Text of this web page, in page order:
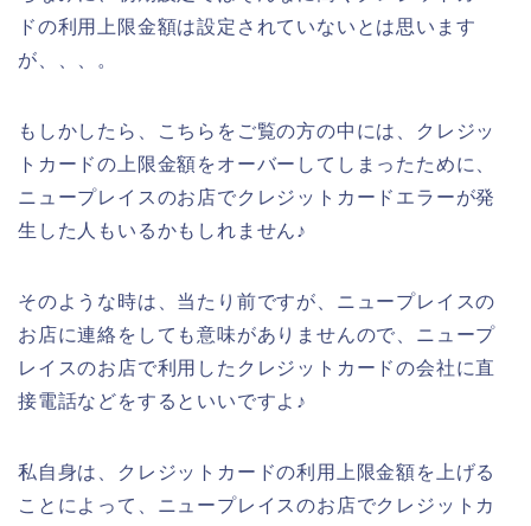
ドの利用上限金額は設定されていないとは思います
が、、、。
もしかしたら、こちらをご覧の方の中には、クレジッ
トカードの上限金額をオーバーしてしまったために、
ニュープレイスのお店でクレジットカードエラーが発
生した人もいるかもしれません♪
そのような時は、当たり前ですが、ニュープレイスの
お店に連絡をしても意味がありませんので、ニュープ
レイスのお店で利用したクレジットカードの会社に直
接電話などをするといいですよ♪
私自身は、クレジットカードの利用上限金額を上げる
ことによって、ニュープレイスのお店でクレジットカ